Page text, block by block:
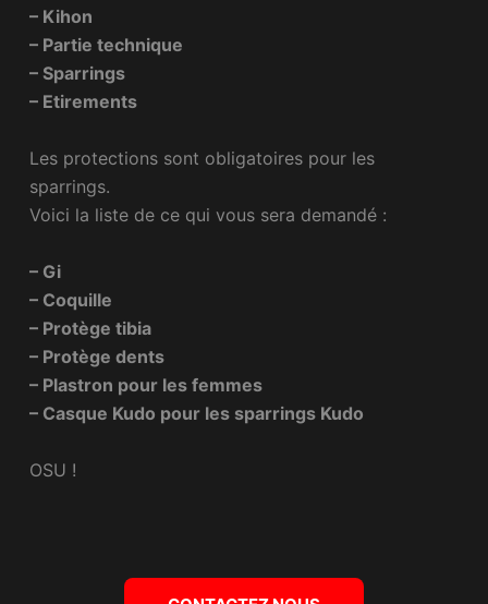
– Kihon
– Partie technique
– Sparrings
– Etirements
Les protections sont obligatoires pour les
sparrings.
Voici la liste de ce qui vous sera demandé :
– Gi
– Coquille
– Protège tibia
– Protège dents
– Plastron pour les femmes
– Casque Kudo pour les sparrings Kudo
OSU !